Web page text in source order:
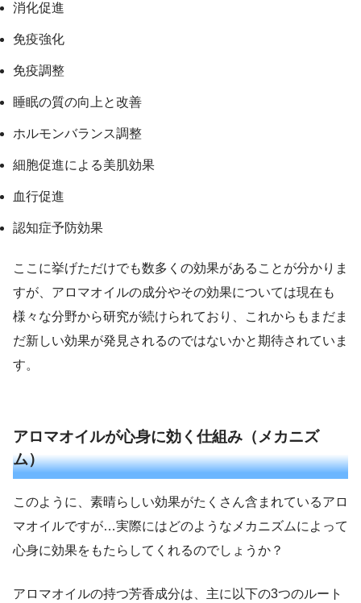
消化促進
免疫強化
免疫調整
睡眠の質の向上と改善
ホルモンバランス調整
細胞促進による美肌効果
血行促進
認知症予防効果
ここに挙げただけでも数多くの効果があることが分かりま
すが、アロマオイルの成分やその効果については現在も
様々な分野から研究が続けられており、これからもまだま
だ新しい効果が発見されるのではないかと期待されていま
す。
アロマオイルが心身に効く仕組み（メカニズ
ム）
このように、素晴らしい効果がたくさん含まれているアロ
マオイルですが…実際にはどのようなメカニズムによって
心身に効果をもたらしてくれるのでしょうか？
アロマオイルの持つ芳香成分は、主に以下の3つのルート